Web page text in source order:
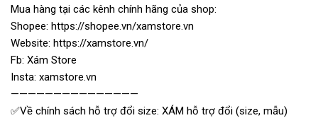
Mua hàng tại các kênh chính hãng của shop:
Shopee: https://shopee.vn/xamstore.vn
Website: https://xamstore.vn/
Fb: Xám Store
Insta: xamstore.vn
———————————————
✅Về chính sách hỗ trợ đổi size: XÁM hỗ trợ đổi (size, mẫu)